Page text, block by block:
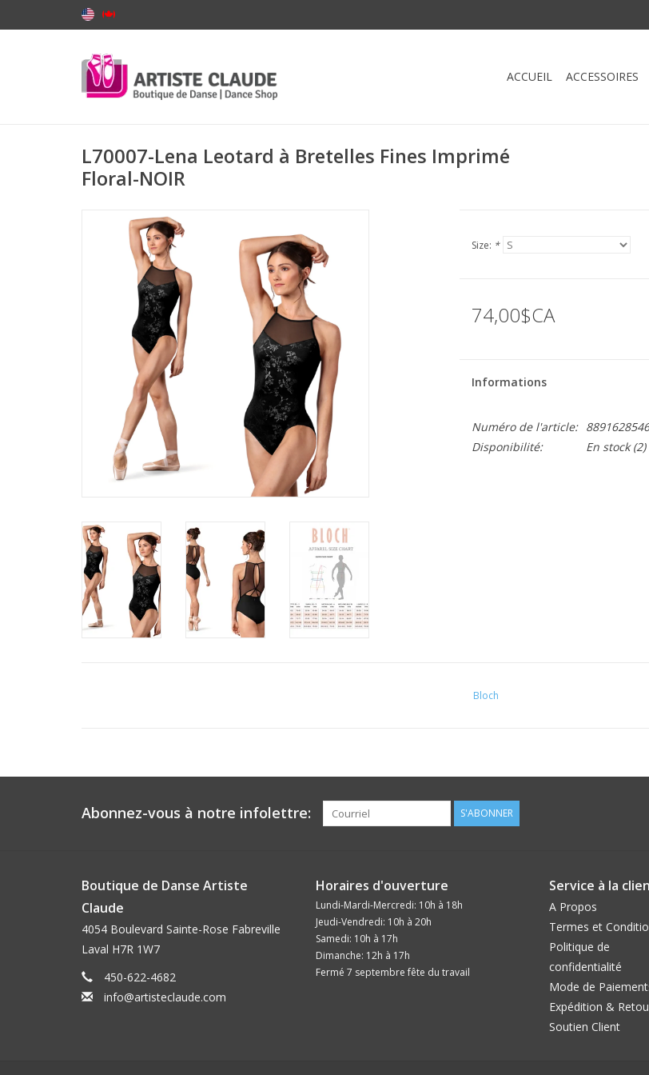
ACCUEIL ACCESSOIRES
L70007-Lena Leotard à Bretelles Fines Imprimé
Floral-NOIR
Size: *
74,00$CA
Informations
Numéro de l'article:
Disponibilité:
En stock(2)
Bloch
Abonnez-vous à notre infolettre: S'ABONNER
Boutique de Danse Artiste
Claude
4054 Boulevard Sainte-Rose Fabreville
Laval H7R 1W7
450-622-4682
info@artisteclaude.com
Horaires d'ouverture
Lundi-Mardi-Mercredi: 10h à 18h
Jeudi-Vendredi: 10h à 20h
Samedi: 10h à 17h
Dimanche: 12h à 17h
Fermé 7 septembre fête du travail
Service à la
A Propos
Termes et
Politique de
confidentialité
Mode de
Expédition &
Soutien Client